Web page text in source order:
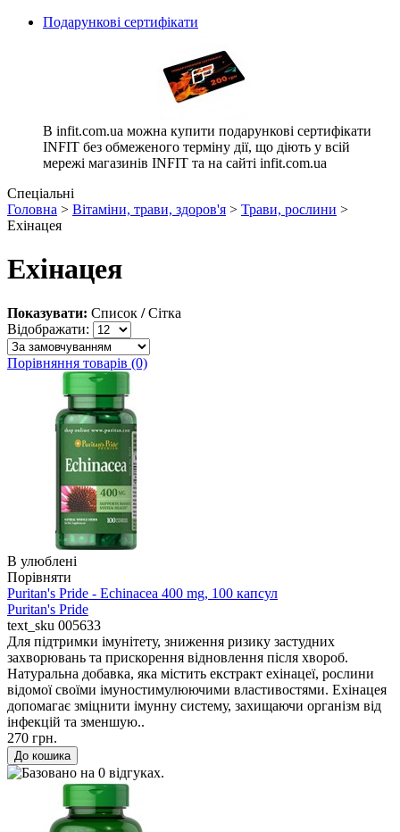
Подарункові сертифікати
В infit.com.ua можна купити подарункові сертифікати
INFIT без обмеженого терміну дії, що діють у всій
мережі магазинів INFIT та на сайті infit.com.ua
Спеціальні
Головна > Вітаміни, трави, здоров'я > Трави, рослини >
Ехінацея
Ехінацея
Показувати: Список / Сітка
Відображати:
Порівняння товарів (0)
В улюблені
Порівняти
Puritan's Pride - Echinacea 400 mg, 100 капсул
Puritan's Pride
text_sku 005633
Для підтримки імунітету, зниження ризику застудних
захворювань та прискорення відновлення після хвороб.
Натуральна добавка, яка містить екстракт ехінацеї, рослини
відомої своїми імуностимулюючими властивостями. Ехінацея
допомагає зміцнити імунну систему, захищаючи організм від
інфекцій та зменшую..
270 грн.